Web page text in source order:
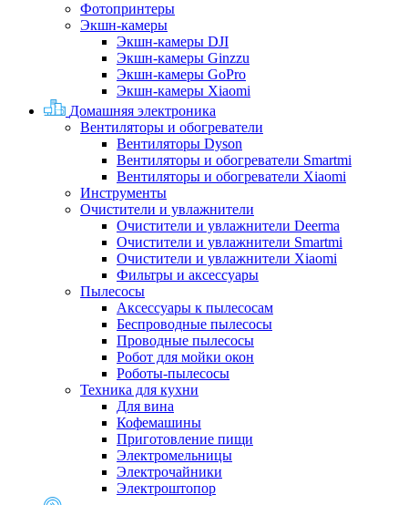
Фотопринтеры
Экшн-камеры
Экшн-камеры DJI
Экшн-камеры Ginzzu
Экшн-камеры GoPro
Экшн-камеры Xiaomi
Домашняя электроника
Вентиляторы и обогреватели
Вентиляторы Dyson
Вентиляторы и обогреватели Smartmi
Вентиляторы и обогреватели Xiaomi
Инструменты
Очистители и увлажнители
Очистители и увлажнители Deerma
Очистители и увлажнители Smartmi
Очистители и увлажнители Xiaomi
Фильтры и аксессуары
Пылесосы
Аксессуары к пылесосам
Беспроводные пылесосы
Проводные пылесосы
Робот для мойки окон
Роботы-пылесосы
Техника для кухни
Для вина
Кофемашины
Приготовление пищи
Электромельницы
Электрочайники
Электроштопор